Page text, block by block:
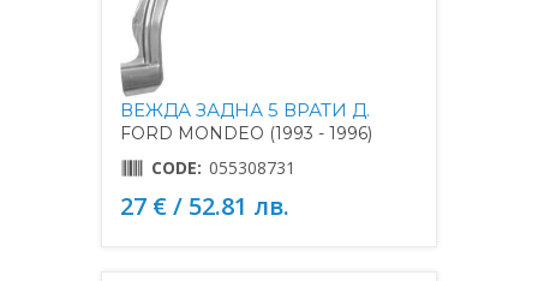
ВЕЖДА ЗАДНА 5 ВРАТИ Д.
FORD MONDEO (1993 - 1996)
CODE: 055308731
27 € / 52.81 лв.